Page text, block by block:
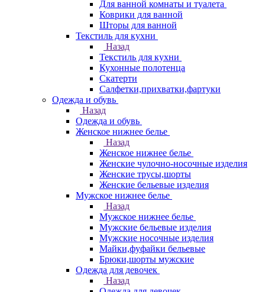
Для ванной комнаты и туалета
Коврики для ванной
Шторы для ванной
Текстиль для кухни
Назад
Текстиль для кухни
Кухонные полотенца
Скатерти
Салфетки,прихватки,фартуки
Одежда и обувь
Назад
Одежда и обувь
Женское нижнее белье
Назад
Женское нижнее белье
Женские чулочно-носочные изделия
Женские трусы,шорты
Женские бельевые изделия
Мужское нижнее белье
Назад
Мужское нижнее белье
Мужские бельевые изделия
Мужские носочные изделия
Майки,фуфайки бельевые
Брюки,шорты мужские
Одежда для девочек
Назад